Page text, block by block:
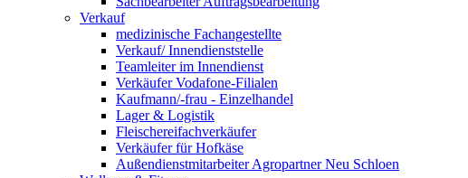
Verkauf
medizinische Fachangestellte
Verkauf/ Innendienststelle
Teamleiter im Innendienst
Verkäufer Vodafone-Filialen
Kaufmann/-frau - Einzelhandel
Lager & Logistik
Fleischereifachverkäufer
Verkäufer für Hofkäse
Außendienstmitarbeiter Agropartner Neu Schloen